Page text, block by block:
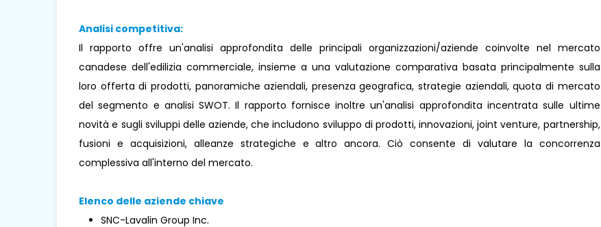
Analisi competitiva:
Il rapporto offre un'analisi approfondita delle principali organizzazioni/aziende coinvolte nel mercato
canadese dell'edilizia commerciale, insieme a una valutazione comparativa basata principalmente sulla
loro offerta di prodotti, panoramiche aziendali, presenza geografica, strategie aziendali, quota di mercato
del segmento e analisi SWOT. Il rapporto fornisce inoltre un'analisi approfondita incentrata sulle ultime
novità e sugli sviluppi delle aziende, che includono sviluppo di prodotti, innovazioni, joint venture, partnership,
fusioni e acquisizioni, alleanze strategiche e altro ancora. Ciò consente di valutare la concorrenza
complessiva all'interno del mercato.
Elenco delle aziende chiave
SNC-Lavalin Group Inc.